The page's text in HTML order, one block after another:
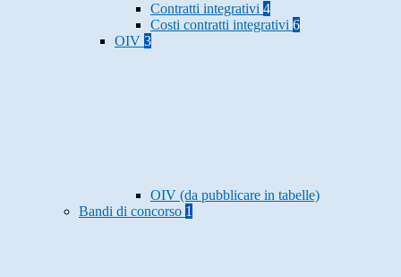
Contratti integrativi 4
Costi contratti integrativi 6
OIV 3
OIV (da pubblicare in tabelle)
Bandi di concorso 1